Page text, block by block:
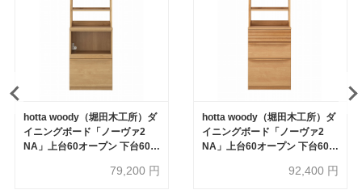
hotta woody（堀田木工所）ダ
イニングボード「ノーヴァ2
NA」上台60オープン 下台60オ
高さ174cm【オンラインショ
79,200 円
hotta woody（堀田木工所）ダ
イニングボード「ノーヴァ2
NA」上台60オープン 下台60引
さ174cm アルダー材【オンラ
92,400 円